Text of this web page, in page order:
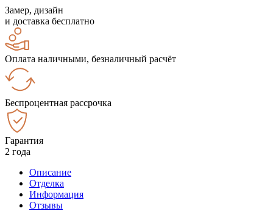
Замер, дизайн
и доставка бесплатно
Оплата наличными, безналичный расчёт
Беспроцентная рассрочка
Гарантия
2 года
Описание
Отделка
Информация
Отзывы